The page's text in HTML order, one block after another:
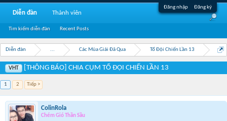
Đăng nhập Đăng ký
Diễn đàn ... Các Mùa Giải Đã Qua Tổ Đội Chiến Lần 13
VHT [THÔNG BÁO] CHIA CỤM TỔ ĐỘI CHIẾN LẦN 13
1 2 Tiếp >
ColinRola
Chém Gió Thần Sầu
Diễn đàn
Tìm kiếm diễn đàn Recent Posts
Thành viên